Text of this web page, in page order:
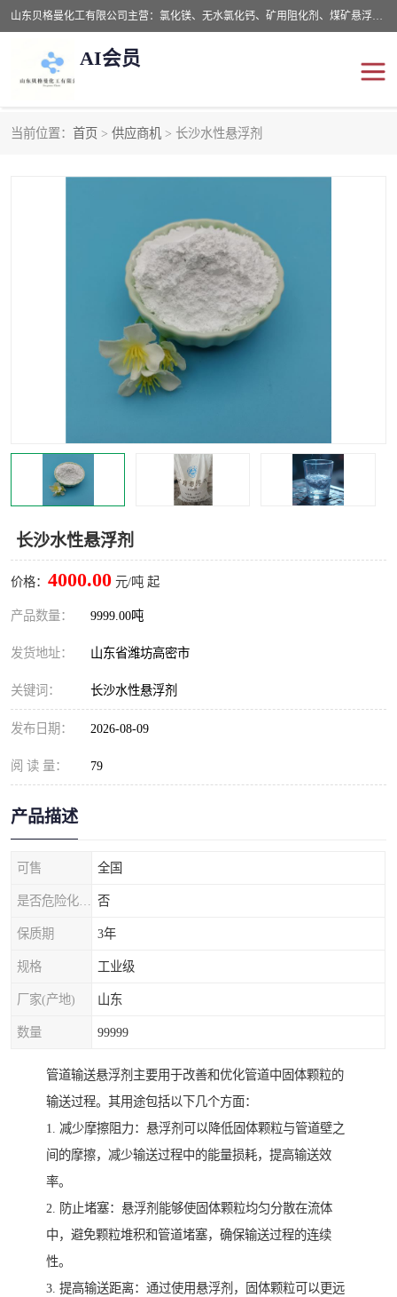
山东贝格曼化工有限公司主营：氯化镁、无水氯化钙、矿用阻化剂、煤矿悬浮剂、道路抑尘剂、氢氧化镁，防灭火剂等，公司位于山东省潍坊市滨海经济开发区,是专业从事对各种精细化工集研究、开发、制造于一体的现代化大型跨境化工企业，公司本着诚信经营、给每一位客户提供专业服务。
AI会员
当前位置： 首页 > 供应商机 > 长沙水性悬浮剂
长沙水性悬浮剂
价格： 4000.00 元/吨 起
产品数量： 9999.00吨
发货地址： 山东省潍坊高密市
关键词： 长沙水性悬浮剂
发布日期： 2026-08-09
阅 读 量： 79
产品描述
可售 全国
否
保质期 3年
规格 工业级
厂家(产地) 山东
数量 99999
管道输送悬浮剂主要用于改善和优化管道中固体颗粒的
输送过程。其用途包括以下几个方面：
1. 减少摩擦阻力：悬浮剂可以降低固体颗粒与管道壁之
间的摩擦，减少输送过程中的能量损耗，提高输送效
率。
2. 防止堵塞：悬浮剂能够使固体颗粒均匀分散在流体
中，避免颗粒堆积和管道堵塞，确保输送过程的连续
性。
3. 提高输送距离：通过使用悬浮剂，固体颗粒可以更远
抑尘剂